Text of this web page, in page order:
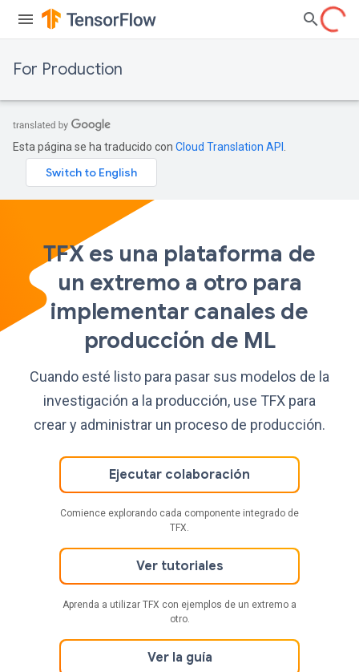
For Production
Esta página se ha traducido con Cloud Translation API
TFX es una plataforma de
un extremo a otro para
implementar canales de
producción de ML
Cuando esté listo para pasar sus modelos de la
investigación a la producción, use TFX para
crear y administrar un proceso de producción.
Ejecutar colaboración
Comience explorando cada componente integrado de
TFX.
Ver tutoriales
Aprenda a utilizar TFX con ejemplos de un extremo a
otro.
Ver la guía